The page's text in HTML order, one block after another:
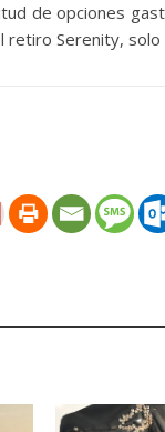
de opciones
retiro Serenity,